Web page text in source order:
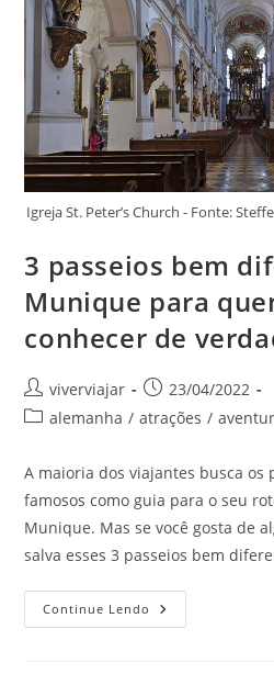
Igreja St. Peter’s Church - Fonte:
3 passeios bem
Munique para
conhecer de
Autor
do
viverviajar
Post
publicado:
23/04/2022
Categoria
post:
alemanha / atrações /
A maioria dos viajantes busca os
famosos como guia para o seu
Munique. Mas se você gosta de
salva esses 3 passeios bem
Continue Lendo
Passeios